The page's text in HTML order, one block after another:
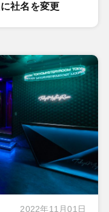
社名を変更
2022年11月01日